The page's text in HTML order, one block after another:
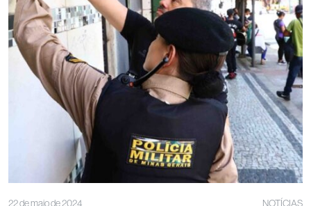
22 de maio de 2024 NOTÍCIAS